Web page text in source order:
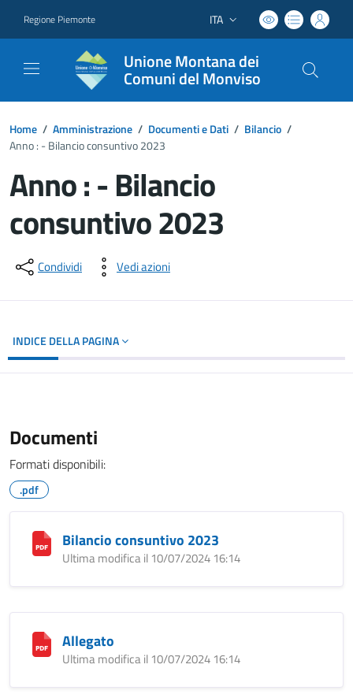
Regione Piemonte Lingua attiva:
ITA
Unione Montana dei
Comuni del Monviso
Home / Amministrazione / Documenti e Dati / Bilancio /
Anno : - Bilancio consuntivo 2023
Anno : - Bilancio
consuntivo 2023
Dettagli del documento
Condividi Vedi azioni
INDICE DELLA PAGINA
Documenti
Formati disponibili:
.pdf
Bilancio consuntivo 2023
Ultima modifica il 10/07/2024 16:14
Allegato
Ultima modifica il 10/07/2024 16:14